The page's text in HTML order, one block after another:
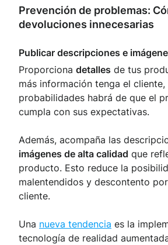
Prevención de problemas:
devoluciones innecesarias
Publicar descripciones e
Proporciona detalles de tus
más información tenga el cliente,
probabilidades habrá de que el
cumpla con sus expectativas.
Además, acompaña las
imágenes de alta calidad que
producto. Esto reduce la
malentendidos y descontento
cliente.
Una nueva tendencia es la
tecnología de realidad